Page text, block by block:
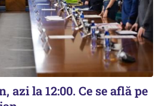
azi la 12:00. Ce se află pe